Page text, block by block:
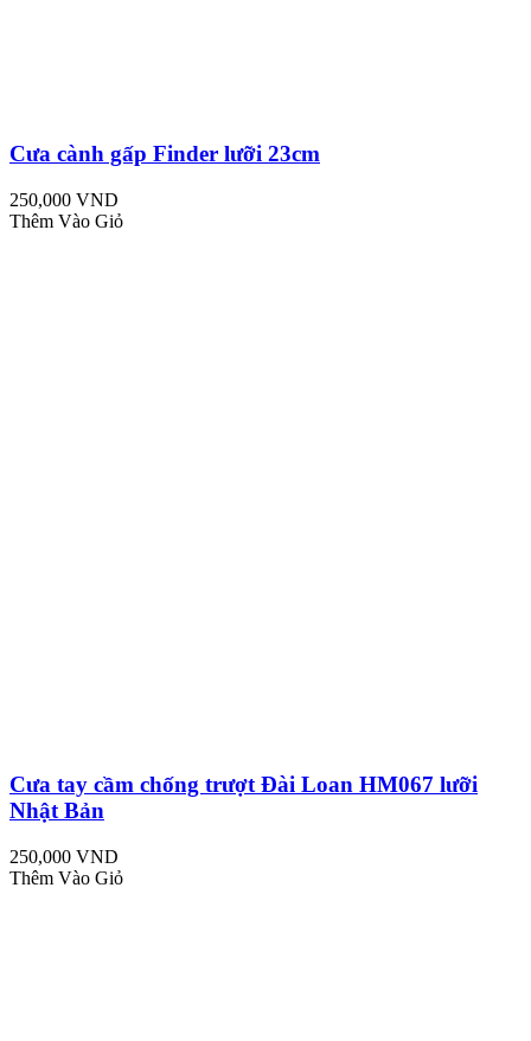
Cưa cành gấp Finder lưỡi 23cm
250,000 VND
Thêm Vào Giỏ
Cưa tay cầm chống trượt Đài Loan HM067 lưỡi
Nhật Bản
250,000 VND
Thêm Vào Giỏ